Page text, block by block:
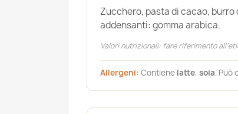
Zucchero, pasta di cacao, burro
addensanti: gomma arabica.
Valori nutrizionali: fare riferimento
Allergeni: Contiene latte, soia. Può